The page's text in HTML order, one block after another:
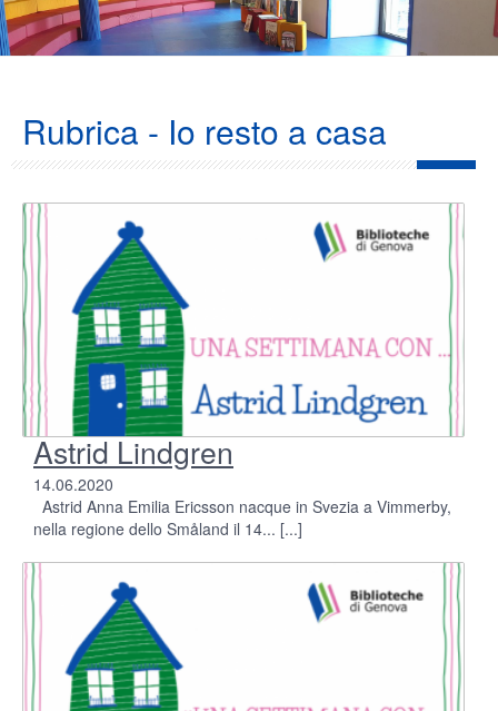
Rubrica - Io resto a casa
Astrid Lindgren
14.06.2020
Astrid Anna Emilia Ericsson nacque in Svezia a Vimmerby,
nella regione dello Småland il 14... [...]